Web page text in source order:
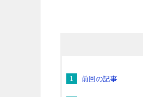
前回の記事